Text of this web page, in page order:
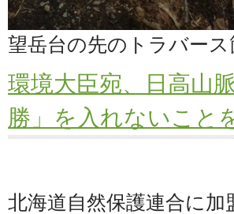
望岳台の先のトラバー
環境大臣宛、日高山
勝」を入れないこと
北海道自然保護連合に